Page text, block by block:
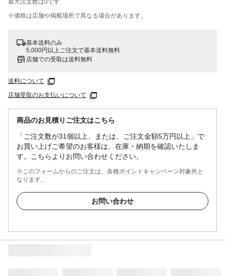
最大注文数は0です
※価格は​店舗や​掲載場所で​異なる​場合が​あります。
基本送料のみ
5,000円以上ご注文で基本送料無料
店舗での受取は送料無料
送料について
店舗受取のお支払いについて
商品のお見積りご注文はこちら
「ご注文数が31個以上、または、ご注文金額5万円以上」で
お買い上げご希望のお客様は、在庫・納期を確認いたしま
す。こちらよりお問い合わせください。
※このフォームからのご注文は、各種ポイントキャンペーン対象外と
なります。
お問い合わせ